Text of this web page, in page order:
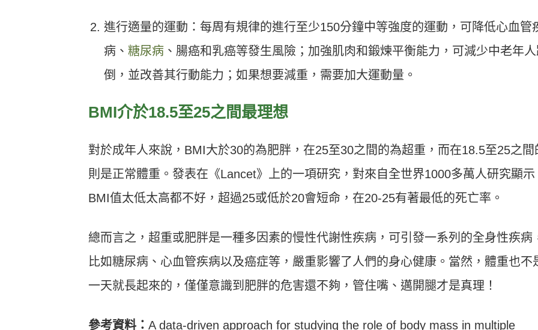
進行適量的運動：每周有規律的進行至少150分鐘中等強度的運動，可降低心血管
病、 糖尿病 、腸癌和乳癌等發生風險；加強肌肉和鍛煉平衡能力，可減少中老年
倒，並改善其行動能力；如果想要減重，需要加大運動量。
BMI介於18.5至25之間最理想
對於成年人來說，BMI大於30的為肥胖，在25至30之間的為超重，而在18.5至25之間
則是正常體重。發表在《Lancet》上的一項研究，對來自全世界1000多萬人研究顯示
BMI值太低太高都不好，超過25或低於20會短命，在20-25有著最低的死亡率。
總而言之，超重或肥胖是一種多因素的慢性代謝性疾病，可引發一系列的全身性疾病
比如糖尿病、心血管疾病以及癌症等，嚴重影響了人們的身心健康。當然，體重也不
一天就長起來的，僅僅意識到肥胖的危害還不夠，管住嘴、邁開腿才是真理！
參考資料： A data-driven approach for studying the role of body mass in multiple